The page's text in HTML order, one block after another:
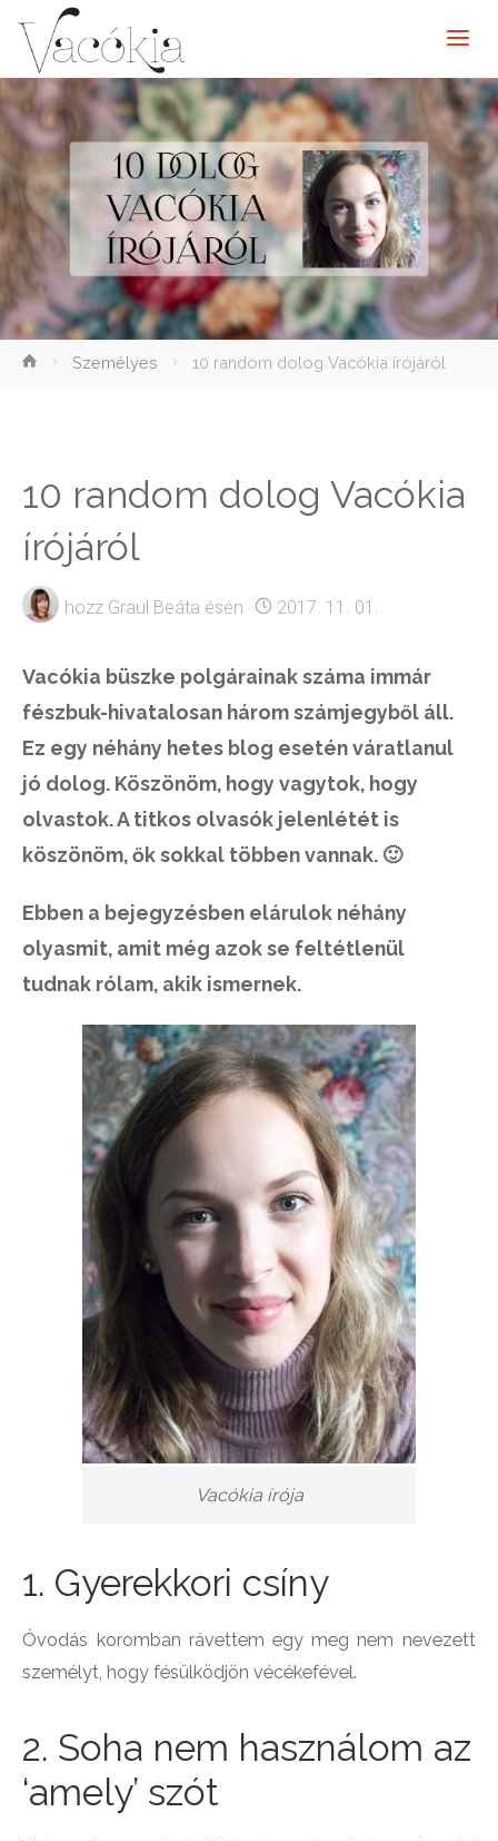
elenítése
Személyes 10 random dolog Vacókia írójáról
10 random dolog Vacókia
írójáról
hozz Graul Beáta ésén 2017. 11. 01.
Vacókia büszke polgárainak száma immár
fészbuk-hivatalosan három számjegyből áll.
Ez egy néhány hetes blog esetén váratlanul
jó dolog. Köszönöm, hogy vagytok, hogy
olvastok. A titkos olvasók jelenlétét is
köszönöm, ők sokkal többen vannak. 🙂
Ebben a bejegyzésben elárulok néhány
olyasmit, amit még azok se feltétlenül
tudnak rólam, akik ismernek.
Vacókia írója
1. Gyerekkori csíny
Óvodás koromban rávettem egy meg nem nevezett
személyt, hogy fésülködjön vécékefével.
2. Soha nem használom az
‘amely’ szót